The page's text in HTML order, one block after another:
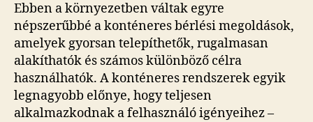
Ebben a környezetben váltak egyre
népszerűbbé a konténeres bérlési megoldások,
amelyek gyorsan telepíthetők, rugalmasan
alakíthatók és számos különböző célra
használhatók. A konténeres rendszerek egyik
legnagyobb előnye, hogy teljesen
alkalmazkodnak a felhasználó igényeihez –